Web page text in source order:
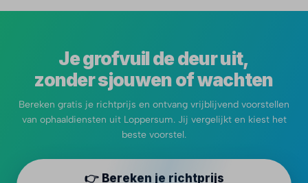
Je grofvuil de deur uit,
zonder sjouwen of wachten
Bereken gratis je richtprijs en ontvang vrijblijvend voorstellen
van ophaaldiensten uit Loppersum. Jij vergelijkt en kiest het
beste voorstel.
👉 Bereken je richtprijs